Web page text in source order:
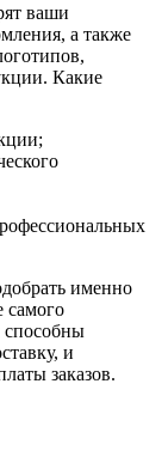
ваши
а также
Какие
именно
самого
способны
и
заказов.